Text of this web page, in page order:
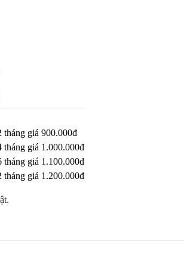
tháng giá 900.000đ
tháng giá 1.000.000đ
tháng giá 1.100.000đ
tháng giá 1.200.000đ